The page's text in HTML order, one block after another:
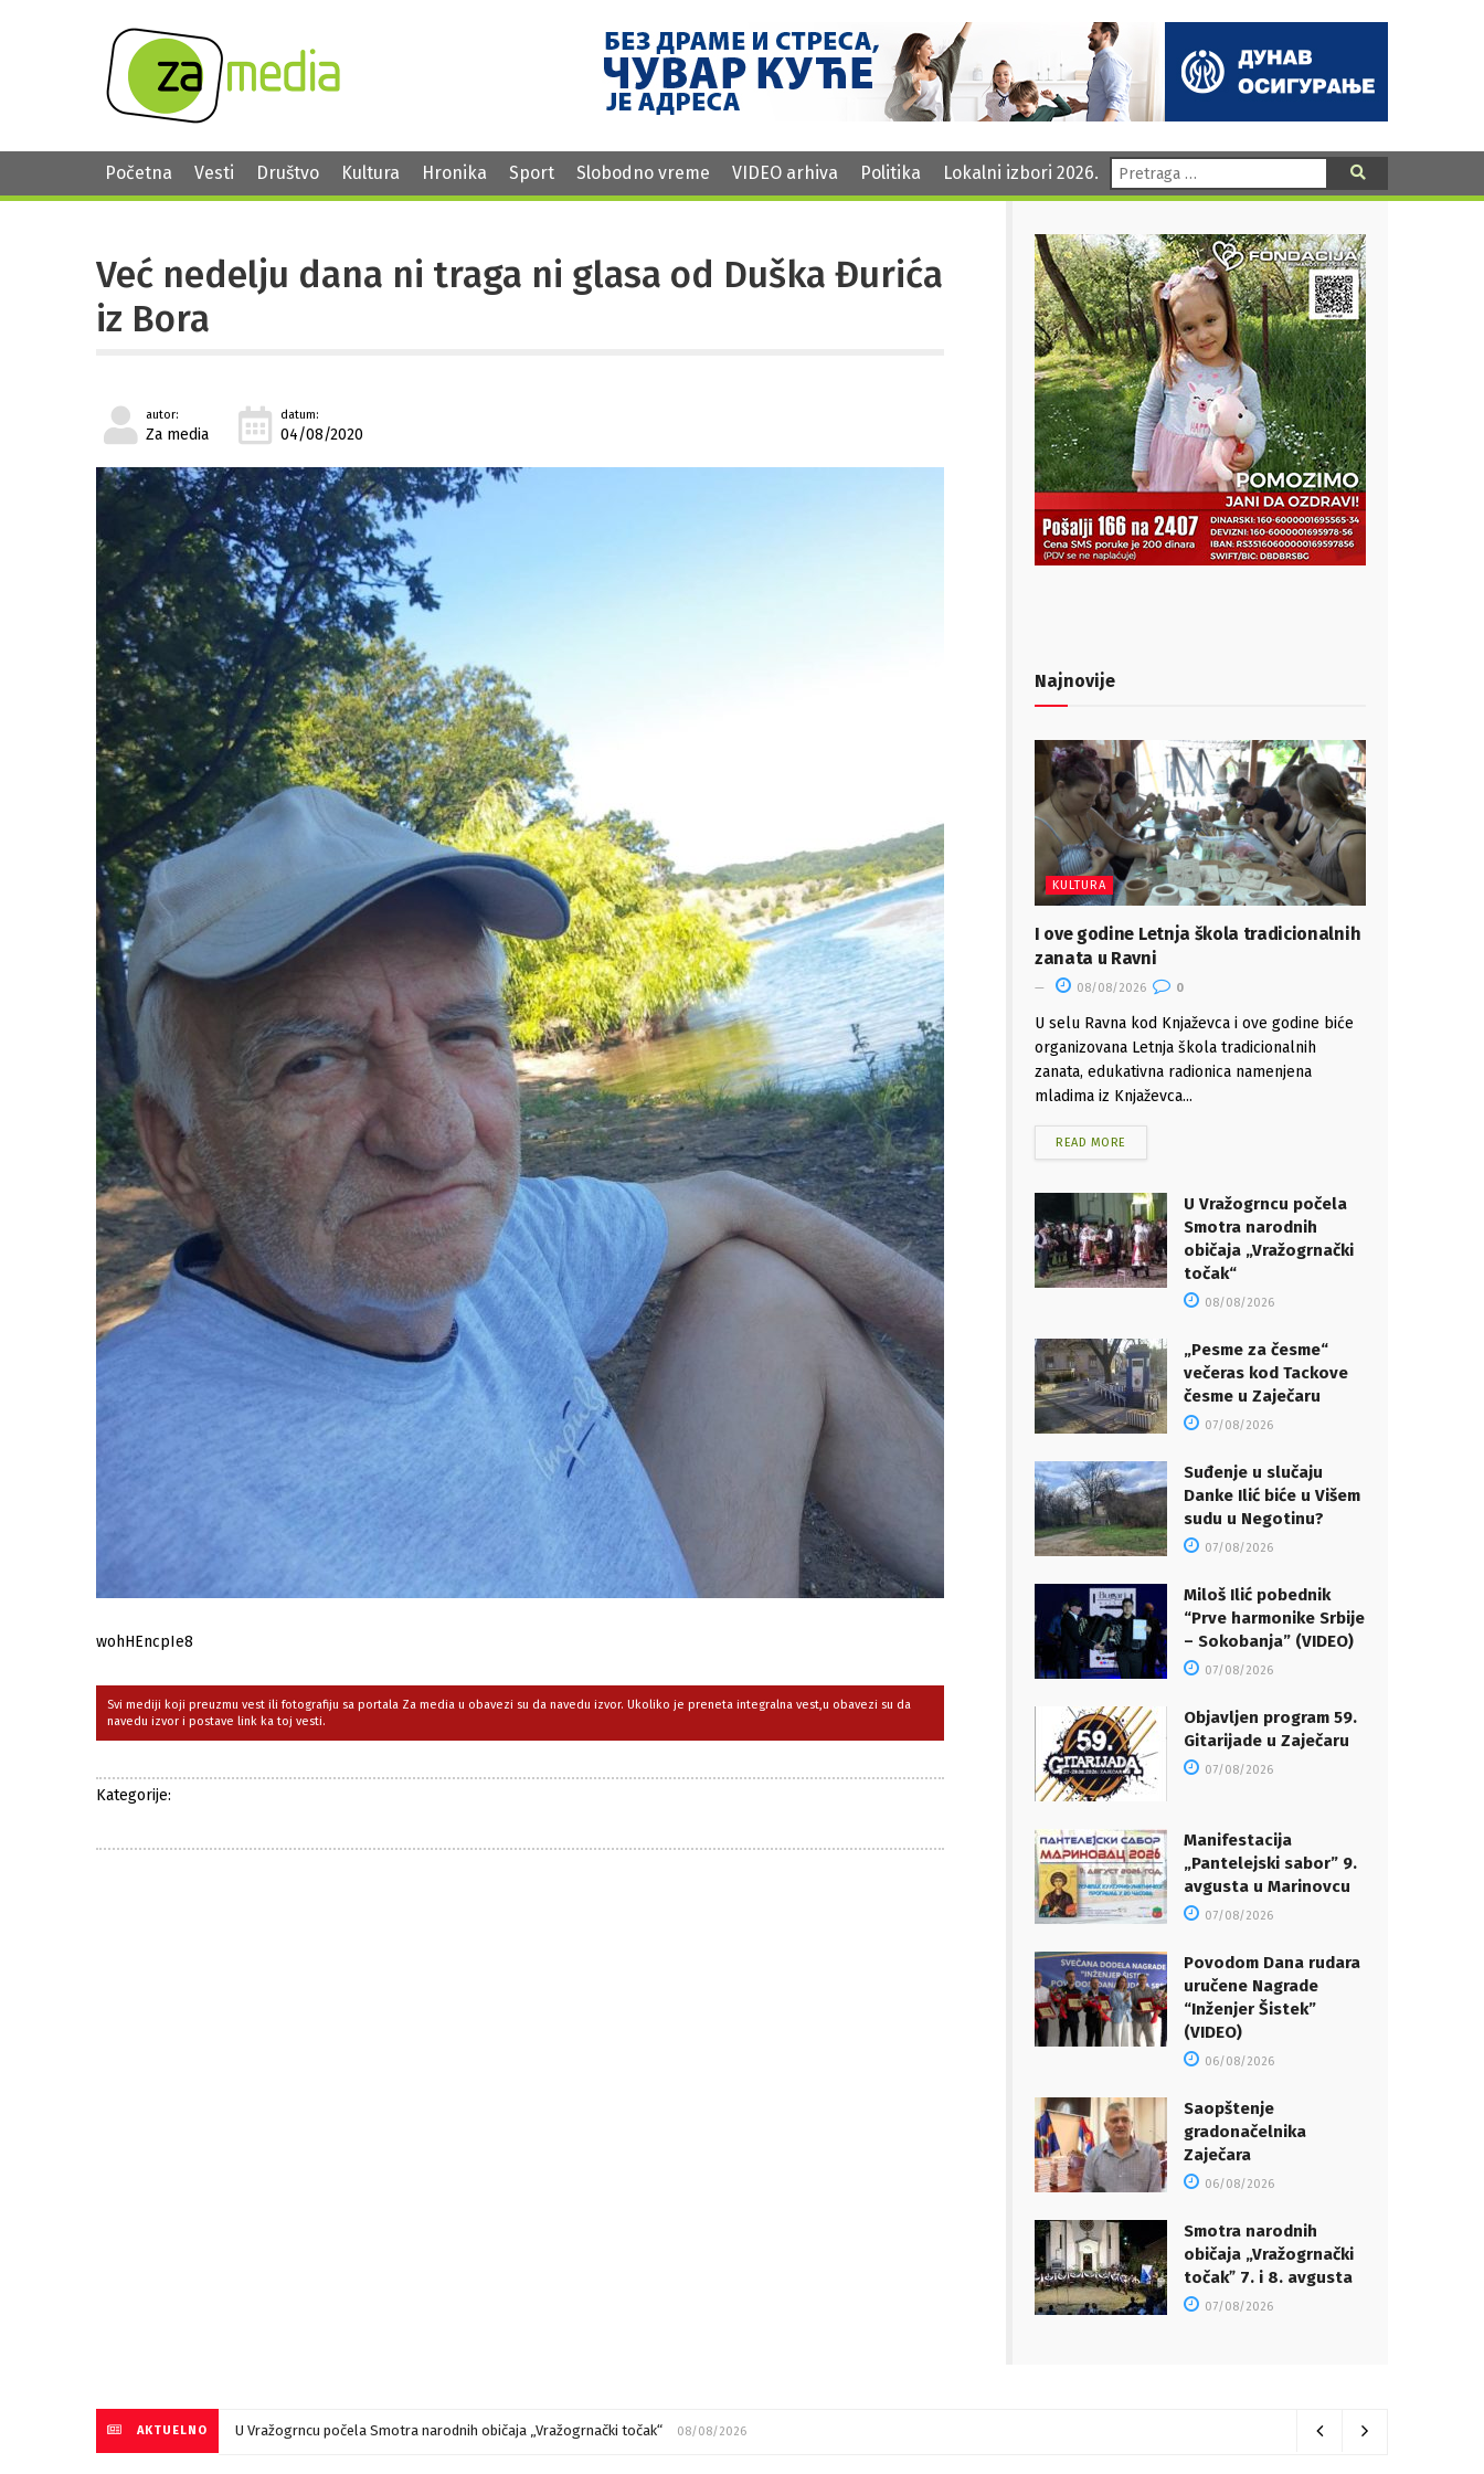
Početna Vesti Društvo Kultura Hronika Sport Slobodno vreme VIDEO arhiva Politika Lokalni izbori 2026. Pretraga:
Već nedelju dana ni traga ni glasa od Duška Đurića
iz Bora
autor:
Za media
datum:
04/08/2020
wohHEncpIe8
Svi mediji koji preuzmu vest ili fotografiju sa portala Za media u obavezi su da navedu izvor. Ukoliko je preneta integralna vest,u obavezi su da
navedu izvor i postave link ka toj vesti.
Kategorije:
Najnovije
KULTURA
I ove godine Letnja škola tradicionalnih
zanata u Ravni
08/08/2026 0
U selu Ravna kod Knjaževca i ove godine biće
organizovana Letnja škola tradicionalnih
zanata, edukativna radionica namenjena
mladima iz Knjaževca...
READ MORE
U Vražogrncu počela
Smotra narodnih
običaja „Vražogrnački
točak“
08/08/2026
„Pesme za česme“
večeras kod Tackove
česme u Zaječaru
07/08/2026
Suđenje u slučaju
Danke Ilić biće u Višem
sudu u Negotinu?
07/08/2026
Miloš Ilić pobednik
“Prve harmonike Srbije
– Sokobanja” (VIDEO)
07/08/2026
Objavljen program 59.
Gitarijade u Zaječaru
07/08/2026
Manifestacija
„Pantelejski sabor” 9.
avgusta u Marinovcu
07/08/2026
Povodom Dana rudara
uručene Nagrade
“Inženjer Šistek”
(VIDEO)
06/08/2026
Saopštenje
gradonačelnika
Zaječara
06/08/2026
Smotra narodnih
običaja „Vražogrnački
točakˮ 7. i 8. avgusta
07/08/2026
AKTUELNO U Vražogrncu počela Smotra narodnih običaja „Vražogrnački točak“ 08/08/2026